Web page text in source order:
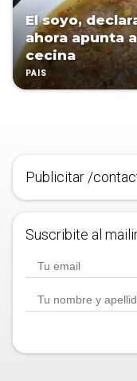
El soyo,
ahora apunta
cecina
PAÍS
Publicitar /
Suscribite al